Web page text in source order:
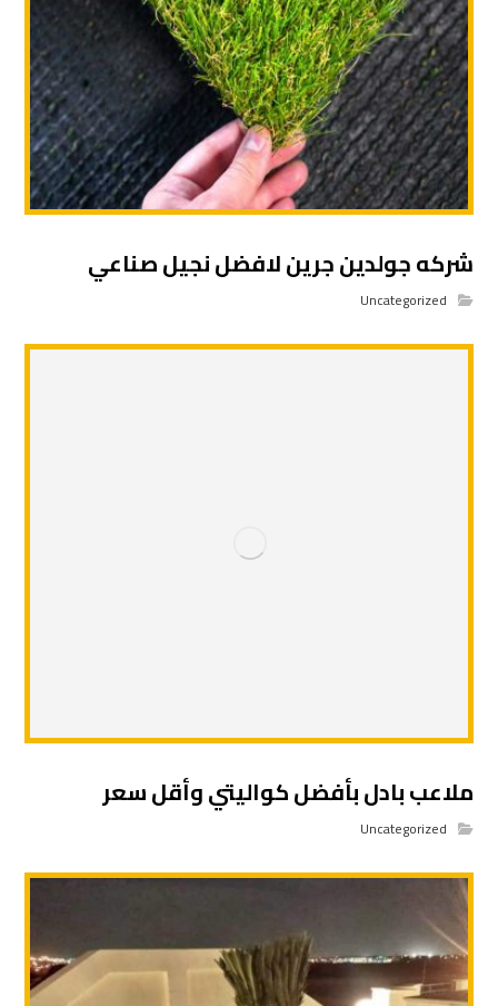
شركه جولدين جرين لافضل نجيل صناعي
Uncategorized
ملاعب بادل بأفضل كواليتي وأقل سعر
Uncategorized